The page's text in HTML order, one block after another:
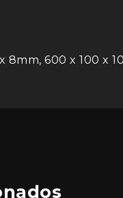
8mm, 600 x 100 x